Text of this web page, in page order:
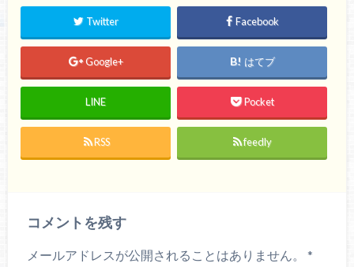
Twitter Facebook
Google+ はてブ
LINE Pocket
RSS feedly
コメントを残す
メールアドレスが公開されることはありません。
*